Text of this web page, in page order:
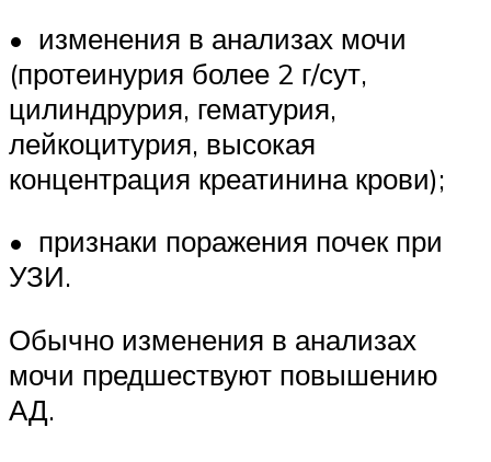
• изменения в анализах мочи
(протеинурия более 2 г/сут,
цилиндрурия, гематурия,
лейкоцитурия, высокая
концентрация креатинина крови);
• признаки поражения почек при
УЗИ.
Обычно изменения в анализах
мочи предшествуют повышению
АД.